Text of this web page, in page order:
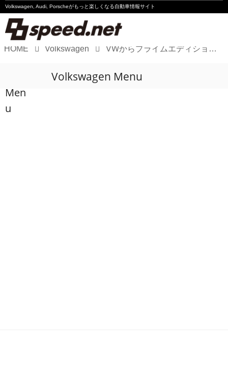
Volkswagen, Audi, Porscheがもっと楽しくなる自動車情報サイト
Audi
HOME Volkswagen VWからプライムエディション登場
Men
u
Volkswagen Menu